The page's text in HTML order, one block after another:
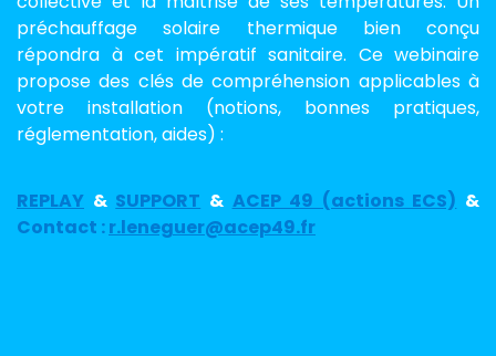
préchauffage solaire thermique bien conçu
répondra à cet impératif sanitaire. Ce webinaire
propose des clés de compréhension applicables à
votre installation (notions, bonnes pratiques,
réglementation, aides) :
REPLAY & SUPPORT & ACEP 49 (actions ECS) &
Contact :r.leneguer@acep49.fr